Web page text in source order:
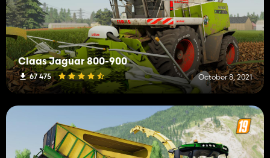
Claas Jaguar 800-900
67 475 October 8, 2021